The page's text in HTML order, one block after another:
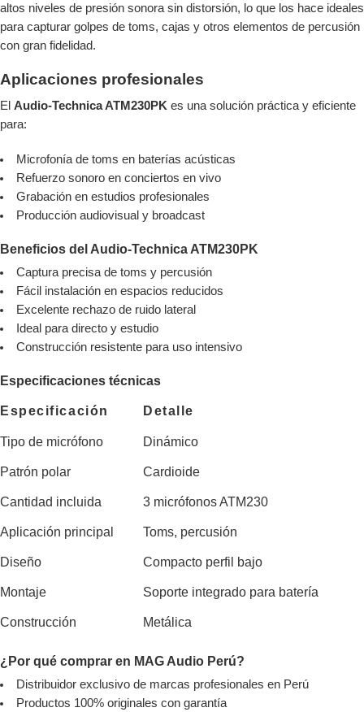
altos niveles de presión sonora sin distorsión, lo que los hace ideales
para capturar golpes de toms, cajas y otros elementos de percusión
con gran fidelidad.
Aplicaciones profesionales
El Audio-Technica ATM230PK es una solución práctica y eficiente
para:
Microfonía de toms en baterías acústicas
Refuerzo sonoro en conciertos en vivo
Grabación en estudios profesionales
Producción audiovisual y broadcast
Beneficios del Audio-Technica ATM230PK
Captura precisa de toms y percusión
Fácil instalación en espacios reducidos
Excelente rechazo de ruido lateral
Ideal para directo y estudio
Construcción resistente para uso intensivo
Especificaciones técnicas
Especificación Detalle
Tipo de micrófono Dinámico
Patrón polar Cardioide
Cantidad incluida 3 micrófonos ATM230
Aplicación principal Toms, percusión
Diseño Compacto perfil bajo
Montaje Soporte integrado para batería
Construcción Metálica
¿Por qué comprar en MAG Audio Perú?
Distribuidor exclusivo de marcas profesionales en Perú
Productos 100% originales con garantía